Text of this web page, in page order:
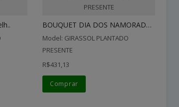
PRESENTE
BOUQUET DIA DOS NAMORADOS..
Model: GIRASSOL PLANTADO
PRESENTE
R$431,13
Comprar